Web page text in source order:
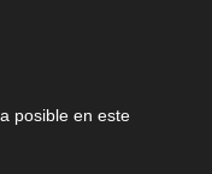
posible en este